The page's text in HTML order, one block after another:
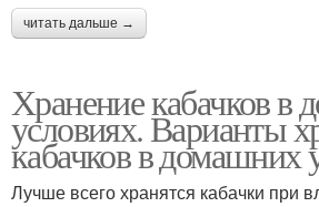
читать дальше →
Хранение кабачков в
условиях. Варианты
кабачков в домашних
Лучше всего хранятся кабачки при